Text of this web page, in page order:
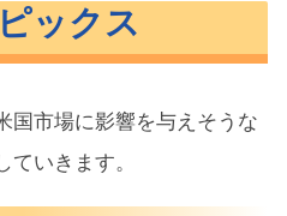
ックス
国市場に影響を与えそうな
いきます。